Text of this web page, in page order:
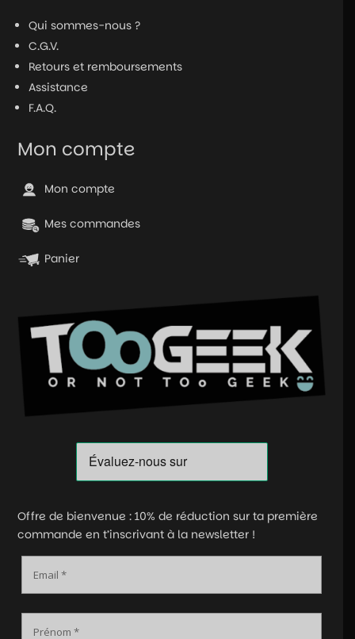
Qui sommes-nous ?
C.G.V.
Retours et remboursements
Assistance
F.A.Q.
Mon compte
Mon compte
Mes commandes
Panier
Offre de bienvenue : 10% de réduction sur ta première
commande en t’inscrivant à la newsletter !